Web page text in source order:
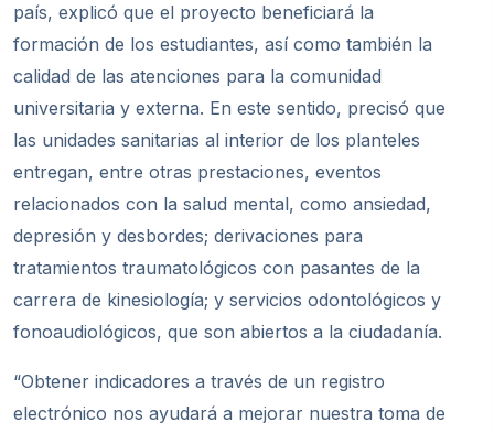
país, explicó que el proyecto beneficiará la
formación de los estudiantes, así como también la
calidad de las atenciones para la comunidad
universitaria y externa. En este sentido, precisó que
las unidades sanitarias al interior de los planteles
entregan, entre otras prestaciones, eventos
relacionados con la salud mental, como ansiedad,
depresión y desbordes; derivaciones para
tratamientos traumatológicos con pasantes de la
carrera de kinesiología; y servicios odontológicos y
fonoaudiológicos, que son abiertos a la ciudadanía.
“Obtener indicadores a través de un registro
electrónico nos ayudará a mejorar nuestra toma de